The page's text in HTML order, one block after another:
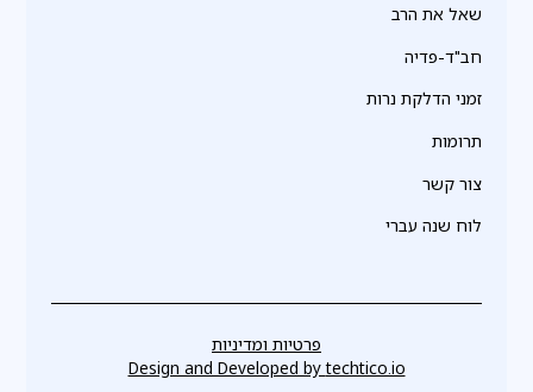
שאל את הרב
חב"ד-פדיה
זמני הדלקת נרות
תרומות
צור קשר
לוח שנה עברי
פרטיות ומדיניות
Design and Developed bytechtico.io